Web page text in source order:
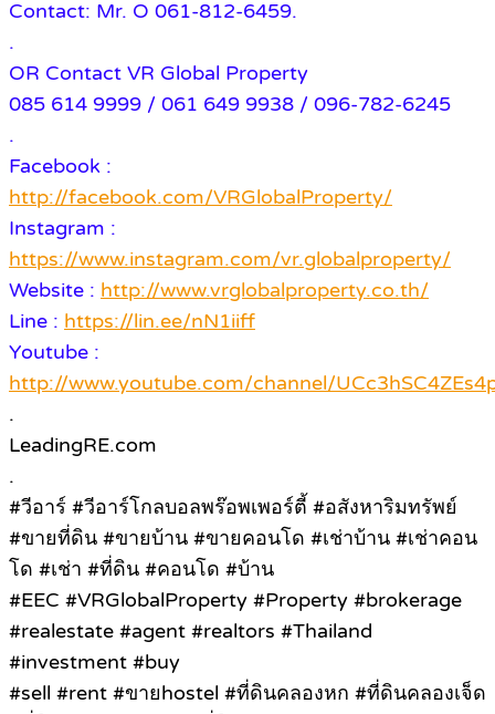
Contact: Mr. O 061-812-6459.
.
OR Contact VR Global Property
085 614 9999 / 061 649 9938 / 096-782-6245
.
Facebook :
http://facebook.com/VRGlobalProperty/
Instagram :
https://www.instagram.com/vr.globalproperty/
Website : http://www.vrglobalproperty.co.th/
Line : https://lin.ee/nN1iiff
Youtube :
http://www.youtube.com/channel/
.
LeadingRE.com
.
#วีอาร์ #วีอาร์โกลบอลพร๊อพเพอร์ตี้ #อสังหาริมทรัพย์
#ขายที่ดิน #ขายบ้าน #ขายคอนโด #เช่าบ้าน #เช่าคอน
โด #เช่า #ที่ดิน #คอนโด #บ้าน
#EEC #VRGlobalProperty #Property #brokerage
#realestate #agent #realtors #Thailand
#investment #buy
#sell #rent #ขายhostel #ที่ดินคลองหก #ที่ดินคลองเจ็ด